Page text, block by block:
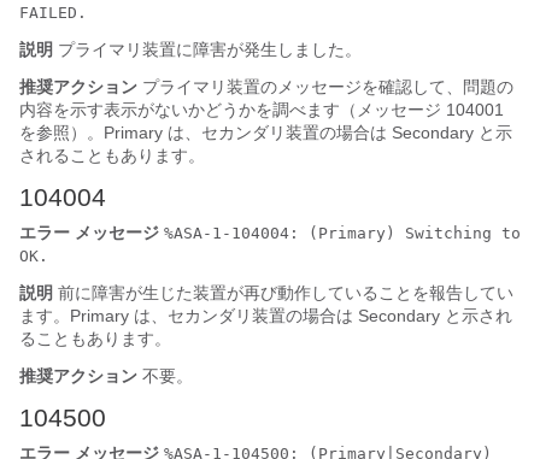
FAILED.
説明 プライマリ装置に障害が発生しました。
推奨アクション プライマリ装置のメッセージを確認して、問題の
内容を示す表示がないかどうかを調べます（メッセージ 104001
を参照）。Primary は、セカンダリ装置の場合は Secondary と示
されることもあります。
104004
エラー メッセージ %ASA-1-104004: (Primary) Switching to
OK.
説明 前に障害が生じた装置が再び動作していることを報告してい
ます。Primary は、セカンダリ装置の場合は Secondary と示され
ることもあります。
推奨アクション 不要。
104500
エラー メッセージ %ASA-1-104500: (Primary|Secondary)